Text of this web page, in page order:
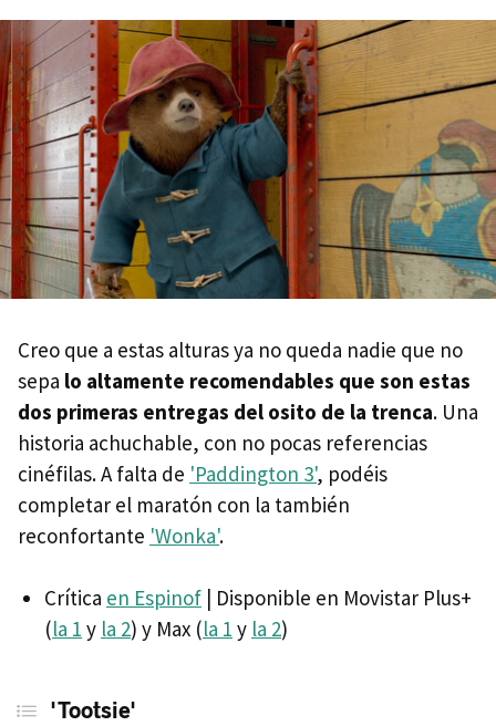
Creo que a estas alturas ya no queda nadie que no
sepa lo altamente recomendables que son estas
dos primeras entregas del osito de la trenca. Una
historia achuchable, con no pocas referencias
cinéfilas. A falta de 'Paddington 3', podéis
completar el maratón con la también
reconfortante 'Wonka'.
Crítica en Espinof | Disponible en Movistar Plus+
(la 1 y la 2) y Max (la 1 y la 2)
'Tootsie'